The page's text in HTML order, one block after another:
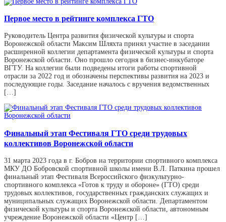
Первое место в рейтинге комплекса ГТО
Руководитель Центра развития физической культуры и спорта
Воронежской области Максим Шляхта принял участие в заседании
расширенной коллегии департамента физической культуры и спорта
Воронежской области. Оно прошло сегодня в бизнес-инкубаторе
ВГТУ. На коллегии были подведены итоги работы спортивной
отрасли за 2022 год и обозначены перспективы развития на 2023 и
последующие годы. Заседание началось с вручения ведомственных
[…]
Финальный этап Фестиваля ГТО среди трудовых
коллективов Воронежской области
31 марта 2023 года в г. Бобров на территории спортивного комплекса
МКУ ДО Бобровской спортивной школы имени В.Л. Паткина прошел
финальный этап Фестиваля Всероссийского физкультурно-
спортивного комплекса «Готов к труду и обороне» (ГТО) среди
трудовых коллективов, государственных гражданских служащих и
муниципальных служащих Воронежской области. Департаментом
физической культуры и спорта Воронежской области, автономным
учреждение Воронежской области «Центр […]